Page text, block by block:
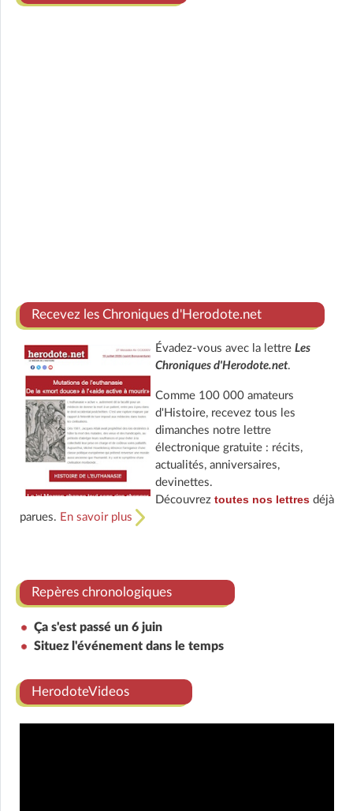
Recevez les Chroniques d'Herodote.net
Évadez-vous avec la lettre Les
Chroniques d'Herodote.net.
Comme 100 000 amateurs
d'Histoire, recevez tous les
dimanches notre lettre
électronique gratuite : récits,
actualités, anniversaires,
devinettes.
Découvrez toutes nos lettresdéjà
parues. En savoir plus
Repères chronologiques
Ça s'est passé un 6 juin
Situez l'événement dans le temps
HerodoteVideos